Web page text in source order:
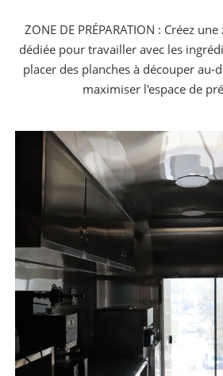
ZONE DE PRÉPARATION : Créez
dédiée pour travailler avec les
placer des planches à découper au-
maximiser l'espace de